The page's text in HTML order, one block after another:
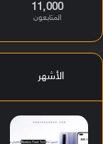
11٬000
المتابعون
الأشهر